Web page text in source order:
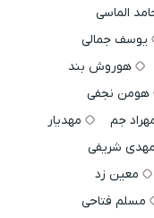
الماسی
یوسف جمالی
هوروش بند
هومن نجفی
جم
مهدیار
مهدی شریفی
معین زد
مسلم فتاحی